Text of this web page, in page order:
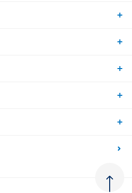
く新たな価値の創出
トップ
イベント
組み